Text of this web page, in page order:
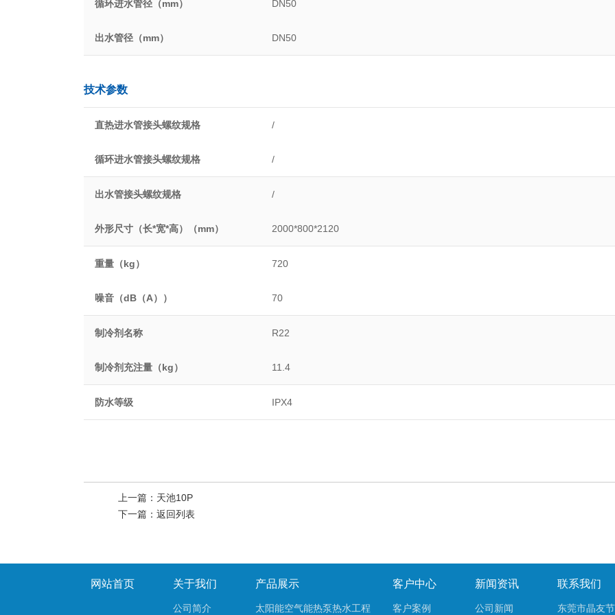
循环进水管径（mm） DN50
出水管径（mm） DN50
技术参数
直热进水管接头螺纹规格 /
循环进水管接头螺纹规格 /
出水管接头螺纹规格 /
外形尺寸（长*宽*高）（mm） 2000*800*2120
重量（kg） 720
噪音（dB（A）） 70
制冷剂名称 R22
制冷剂充注量（kg） 11.4
防水等级 IPX4
上一篇： 天池10P
下一篇： 返回列表
网站首页 关于我们
公司简介
产品展示
太阳能空气能热泵热水工程
客户中心
客户案例
新闻资讯
公司新闻
联系我们
东莞市晶友